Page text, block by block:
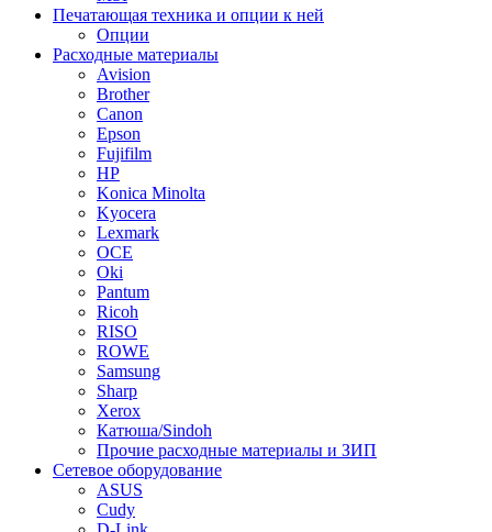
Печатающая техника и опции к ней
Опции
Расходные материалы
Avision
Brother
Canon
Epson
Fujifilm
HP
Konica Minolta
Kyocera
Lexmark
OCE
Oki
Pantum
Ricoh
RISO
ROWE
Samsung
Sharp
Xerox
Катюша/Sindoh
Прочие расходные материалы и ЗИП
Сетевое оборудование
ASUS
Cudy